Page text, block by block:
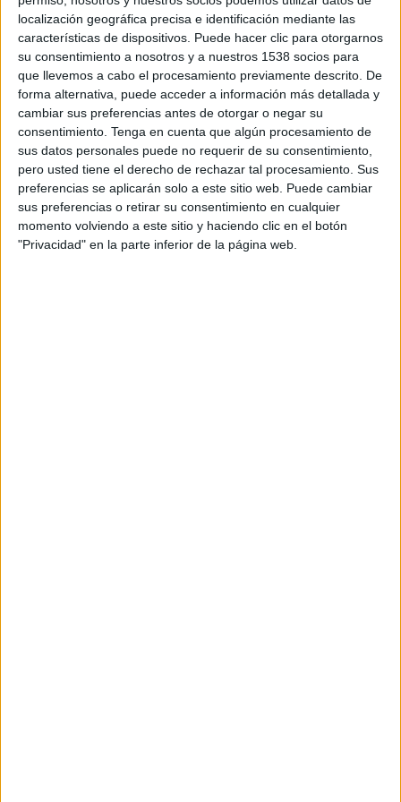
localización geográfica precisa e identificación mediante las
características de dispositivos. Puede hacer clic para otorgarnos
su consentimiento a nosotros y a nuestros 1538 socios para
que llevemos a cabo el procesamiento previamente descrito. De
forma alternativa, puede acceder a información más detallada y
cambiar sus preferencias antes de otorgar o negar su
consentimiento. Tenga en cuenta que algún procesamiento de
sus datos personales puede no requerir de su consentimiento,
pero usted tiene el derecho de rechazar tal procesamiento. Sus
preferencias se aplicarán solo a este sitio web. Puede cambiar
sus preferencias o retirar su consentimiento en cualquier
momento volviendo a este sitio y haciendo clic en el botón
"Privacidad" en la parte inferior de la página web.
L’espai acull veïns desallotjats de la urbanització
Vall Repòs de Santa Cristina i també hi ha una
vuitantena d’infantsd’una casa de colònies de
Romanyà de la Selva. Segons ha explicat un dels
monitors, poc després de veure la columna de
fum, l’Ajuntament s’ha posat en contacte amb
ells per dir-los que millor que marxessin de la
casa per seguretat. Als nens, per evitar que es
posessin nerviosos, els han explicat que anaven